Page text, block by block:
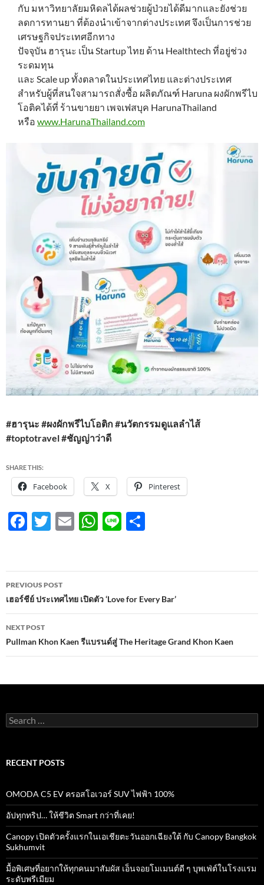
กับ มหาวิทยาลัยมหิดลได้ผลช่วยผู้ป่วยได้ดีมากและยังช่วย
ลดการทานยา ที่ต้องนำเข้าจากต่างประเทศ จึงเป็นการช่วย
เศรษฐกิจประเทศอีกทาง
ปัจจุบัน ฮารุนะ เป็น Startup ไทย ด้าน Healthtech ที่อยู่ช่วง
ระดมทุน
และ Scale up ทั้งตลาดในประเทศไทย และต่างประเทศ
สำหรับผู้ที่สนใจสามารถสั่งซื้อ ผลิตภัณฑ์ Haruna ผงผักพรีไบ
โอติคได้ที่ ร้านขายยา เพจเฟสบุค HarunaThailand
หรือ www.HarunaThailand.com
#ฮารุนะ #ผงผักพรีไบโอติก #นวัตกรรมดูแลลำไส้
#toptotravel #ชัญญ่าว่าดี
SHARE THIS:
Facebook X Pinterest
F
b
o
o
k
T
er
E
W
s
A
p
p
Li
e
Post
navigation
PREVIOUS POST
เฮอร์ชีย์ ประเทศไทย เปิดตัว ‘Love for Every Bar’
NEXT POST
Pullman Khon Kaen รีแบรนด์สู่ The Heritage Grand Khon Kaen
Search
for:
RECENT POSTS
OMODA C5 EV ครอสโอเวอร์ SUV ไฟฟ้า 100%
อัปทุกทริป… ให้ชีวิต Smart กว่าที่เคย!
Canopy เปิดตัวครั้งแรกในเอเชียตะวันออกเฉียงใต้ กับ Canopy Bangkok
Sukhumvit
มื้อพิเศษที่อยากให้ทุกคนมาสัมผัส เอ็นจอยโมเมนต์ดี ๆ บุพเฟ่ต์ในโรงแรม
ระดับพรีเมียม